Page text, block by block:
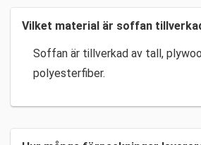
Vilket material är soffan
Soffan är tillverkad av tall,
polyesterfiber.